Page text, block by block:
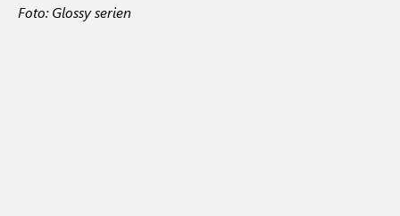
Foto: Glossy serien